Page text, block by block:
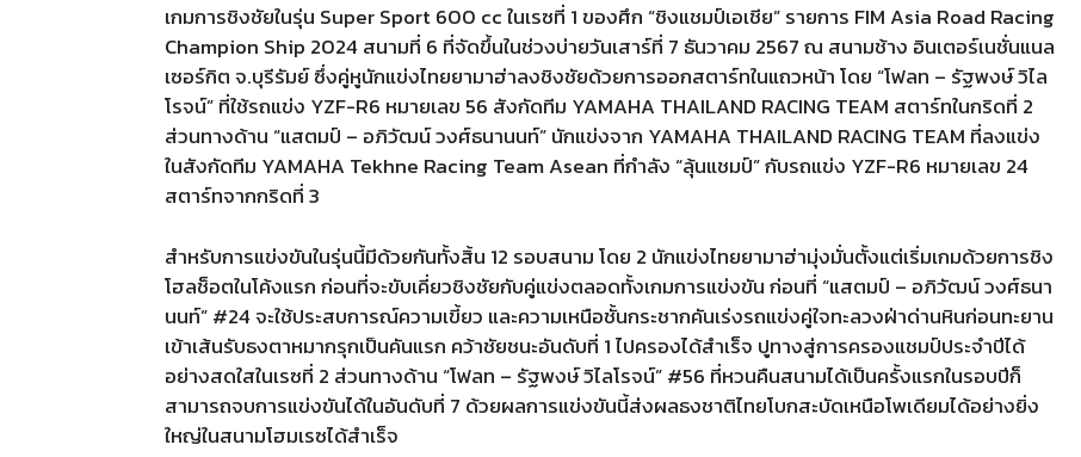
เกมการชิงชัยในรุ่น Super Sport 600 ccในเรซที่ 1ของศึก “ชิงแชมป์เอเชีย”รายการ FIM Asia Road Racing
Champion Ship 2024สนามที่ 6 ที่จัดขึ้นในช่วงบ่ายวันเสาร์ที่ 7 ธันวาคม 2567ณ สนามช้าง อินเตอร์เนชั่นแนล
เซอร์กิต จ.บุรีรัมย์ ซึ่งคู่หูนักแข่งไทยยามาฮ่าลงชิงชัยด้วยการออกสตาร์ทในแถวหน้า โดย “โฟลท – รัฐพงษ์ วิไล
โรจน์”ที่ใช้รถแข่ง YZF-R6 หมายเลข 56 สังกัดทีม YAMAHA THAILAND RACING TEAM สตาร์ทในกริดที่ 2
ส่วนทางด้าน “แสตมป์ – อภิวัฒน์ วงศ์ธนานนท์”นักแข่งจาก YAMAHA THAILAND RACING TEAM ที่ลงแข่ง
ในสังกัดทีม YAMAHA Tekhne Racing Team Asean ที่กำลัง “ลุ้นแชมป์”กับรถแข่ง YZF-R6 หมายเลข 24
สตาร์ทจากกริดที่3
สำหรับการแข่งขันในรุ่นนี้มีด้วยกันทั้งสิ้น 12 รอบสนาม โดย 2 นักแข่งไทยยามาฮ่ามุ่งมั่นตั้งแต่เริ่มเกมด้วยการชิง
โฮลช็อตในโค้งแรก ก่อนที่จะขับเคี่ยวชิงชัยกับคู่แข่งตลอดทั้งเกมการแข่งขัน ก่อนที่ “แสตมป์ – อภิวัฒน์ วงศ์ธนา
นนท์” #24จะใช้ประสบการณ์ความเขี้ยว และความเหนือชั้นกระชากคันเร่งรถแข่งคู่ใจทะลวงฝ่าด่านหินก่อนทะยาน
เข้าเส้นรับธงตาหมากรุกเป็นคันแรก คว้าชัยชนะอันดับที่ 1ไปครองได้สำเร็จ ปูทางสู่การครองแชมป์ประจำปีได้
อย่างสดใสในเรซที่ 2 ส่วนทางด้าน “โฟลท – รัฐพงษ์ วิไลโรจน์” #56 ที่หวนคืนสนามได้เป็นครั้งแรกในรอบปีก็
สามารถจบการแข่งขันได้ในอันดับที่ 7 ด้วยผลการแข่งขันนี้ส่งผลธงชาติไทยโบกสะบัดเหนือโพเดียมได้อย่างยิ่ง
ใหญ่ในสนามโฮมเรซได้สำเร็จ